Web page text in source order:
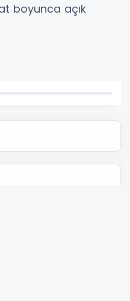
boyunca açık